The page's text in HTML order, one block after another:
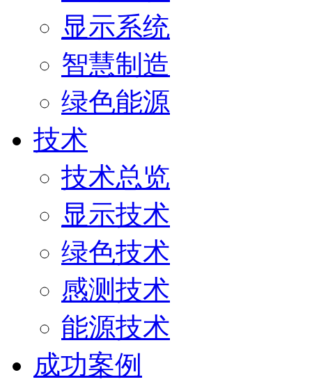
显示系统
智慧制造
绿色能源
技术
技术总览
显示技术
绿色技术
感测技术
能源技术
成功案例